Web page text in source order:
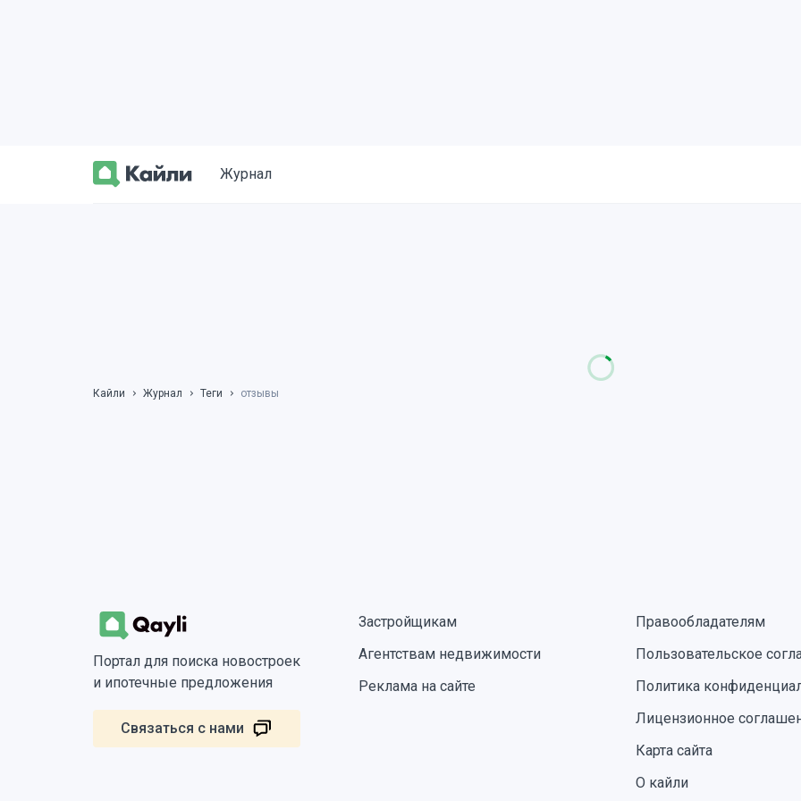
Журнал
Кайли Журнал Теги отзывы
Портал для поиска новостроек
и ипотечные предложения
Связаться с нами
Застройщикам
Агентствам недвижимости
Реклама на сайте
Правообладателям
Пользовательское
Политика
Лицензионное
Карта сайта
О кайли